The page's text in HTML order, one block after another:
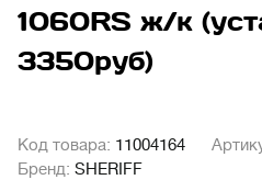
1060RS ж/к
3350руб)
Код товара: 11004164
Бренд: SHERIFF